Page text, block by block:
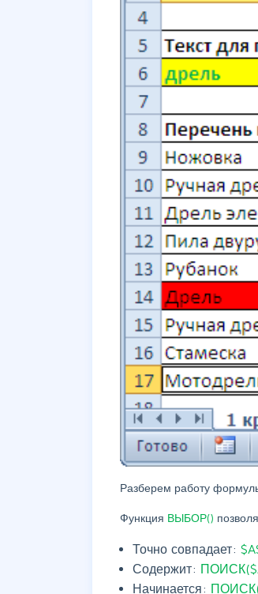
Разберем работу
Функция ВЫБОР()
Точно совпадает:
Содержит:
Начинается: